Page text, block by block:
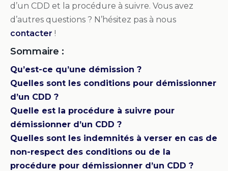
d’un CDD et la procédure à suivre. Vous avez
d’autres questions ? N’hésitez pas à nous
contacter !
Sommaire :
Qu’est-ce qu’une démission ?
Quelles sont les conditions pour démissionner
d’un CDD ?
Quelle est la procédure à suivre pour
démissionner d’un CDD ?
Quelles sont les indemnités à verser en cas de
non-respect des conditions ou de la
procédure pour démissionner d’un CDD ?